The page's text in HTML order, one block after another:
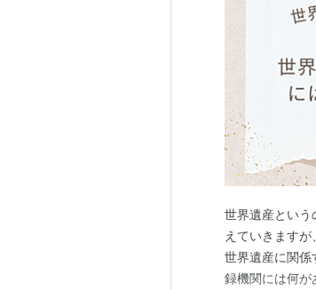
世界遺産という
えていきます
世界遺産に関係
録機関には何が